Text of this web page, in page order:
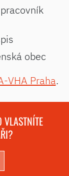
pracovník
obec
VHA Praha.
VLASTNÍTE